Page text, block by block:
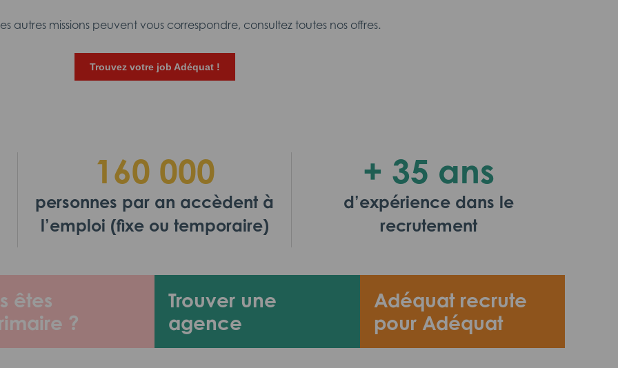
autres missions peuvent vous correspondre, consultez toutes nos offres.
Trouvez votre job Adéquat !
êtes
?
Trouver une
agence
Adéquat recrute
pour Adéquat
160 000
personnes par an accèdent à
l’emploi (fixe ou temporaire)
+ 35 ans
d’expérience dans le
recrutement